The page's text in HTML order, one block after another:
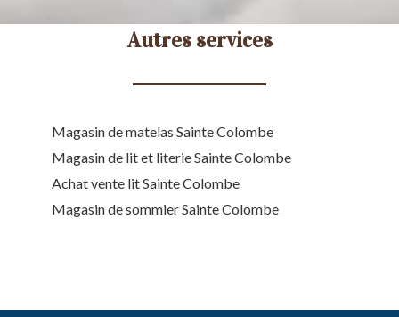
Autres services
Magasin de matelas Sainte Colombe
Magasin de lit et literie Sainte Colombe
Achat vente lit Sainte Colombe
Magasin de sommier Sainte Colombe